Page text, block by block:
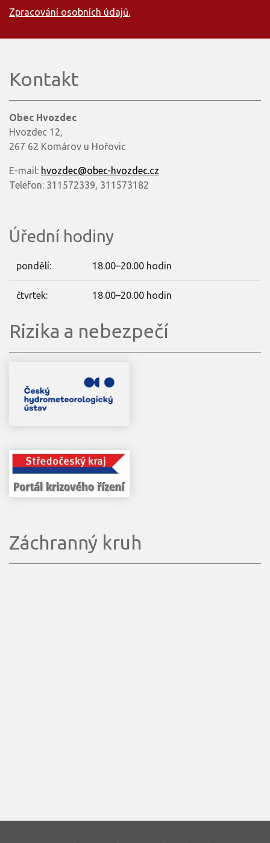
Zpracování osobních údajů.
Kontakt
Obec Hvozdec
Hvozdec 12,
267 62 Komárov u Hořovic
E-mail: hvozdec@obec-hvozdec.cz
Telefon: 311572339, 311573182
Úřední hodiny
pondělí: 18.00–20.00 hodin
čtvrtek: 18.00–20.00 hodin
Rizika a nebezpečí
Záchranný kruh